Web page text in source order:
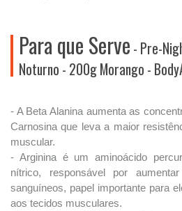
Para que Serve - Pre-
Noturno - 200g Morango -
- A Beta Alanina aumenta as
Carnosina que leva a maior
muscular.
- Arginina é um aminoácido
nítrico, responsável por
sanguíneos, papel importante para
aos tecidos musculares.